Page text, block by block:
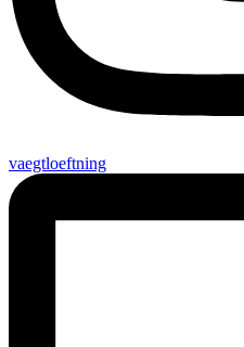
vaegtloeftning